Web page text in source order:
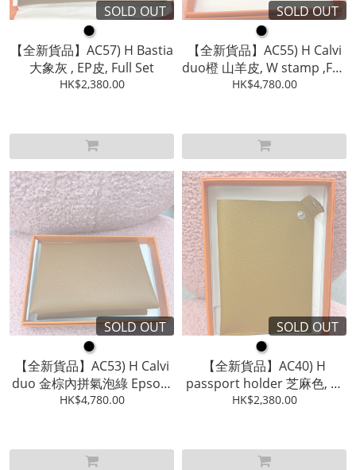
SOLD OUT
●
【全新貨品】AC57) H Bastia
大象灰 , EP皮, Full Set
HK$2,380.00
SOLD OUT
●
【全新貨品】AC55) H Calvi
duo橙 山羊皮, W stamp ,Full
Set
HK$4,780.00
SOLD OUT
●
【全新貨品】AC53) H Calvi
duo 金棕內拼氣泡綠 Epsom
皮 ,W stamp,Full Set
HK$4,780.00
SOLD OUT
●
【全新貨品】AC40) H
passport holder 芝麻色, 有
盒, 冇單
HK$2,380.00